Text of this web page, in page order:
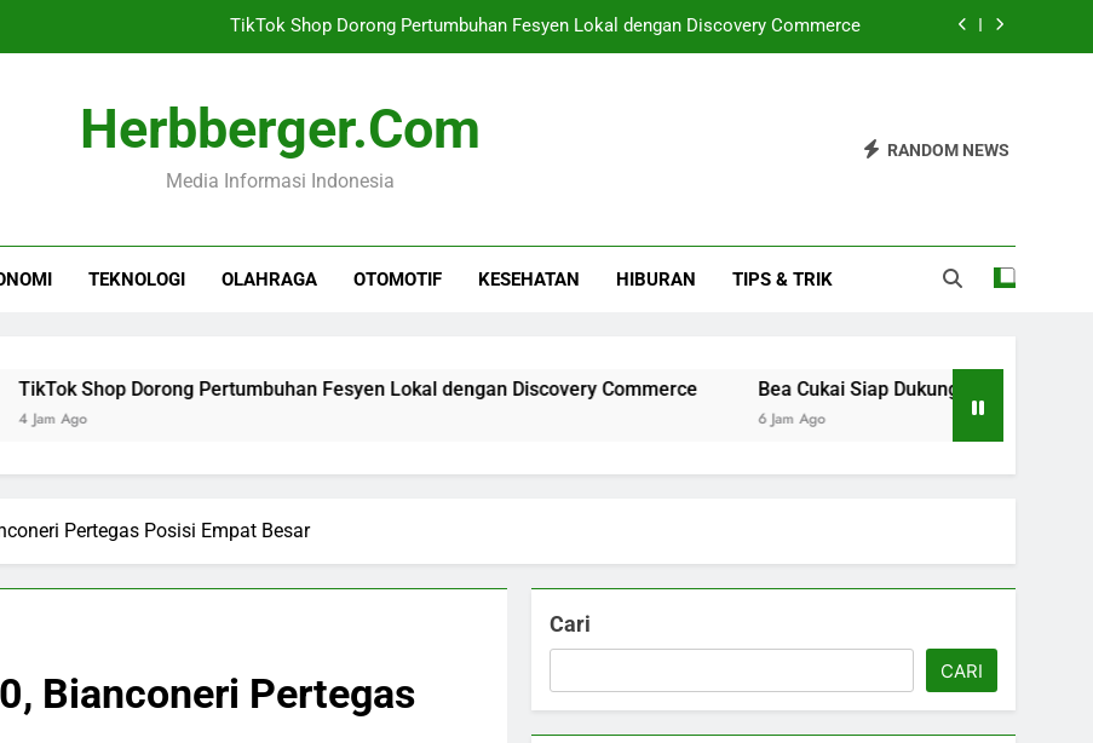
TikTok Shop Dorong Pertumbuhan Fesyen Lokal dengan Discovery Commerce
Yusril: Hukuman Mati untuk Koruptor Sudah Diatur dalam UU
Investasi NTB Mencapai Rp33,73 Triliun di Semester I 2026
Bea Cukai Siap Dukung Pelaksanaan GIIAS 2026 dengan Lancar
Herbberger.com
Media Informasi Indonesia
RANDOM NEWS
TEKNOLOGI OLAHRAGA OTOMOTIF KESEHATAN HIBURAN TIPS & TRIK
Dorong Pertumbuhan Fesyen Lokal dengan Discovery Commerce Bea Cukai Siap Dukung Pelaksanaan GIIAS
Pertegas Posisi Empat Besar
Bianconeri Pertegas
Cari
CARI